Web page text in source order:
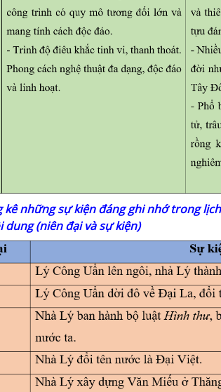
kê những sự kiện đáng ghi nhớ trong
dung (niên đại và sự kiện)